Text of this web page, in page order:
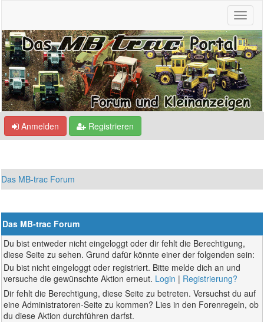
Anmelden Registrieren
Das MB-trac Forum
Das MB-trac Forum
Du bist entweder nicht eingeloggt oder dir fehlt die Berechtigung,
diese Seite zu sehen. Grund dafür könnte einer der folgenden sein:
Du bist nicht eingeloggt oder registriert. Bitte melde dich an und
versuche die gewünschte Aktion erneut. Login | Registrierung?
Dir fehlt die Berechtigung, diese Seite zu betreten. Versuchst du auf
eine Administratoren-Seite zu kommen? Lies in den Forenregeln, ob
du diese Aktion durchführen darfst.